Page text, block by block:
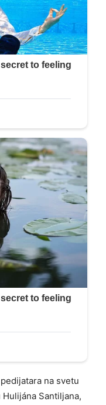
na svetu
Santiljana,